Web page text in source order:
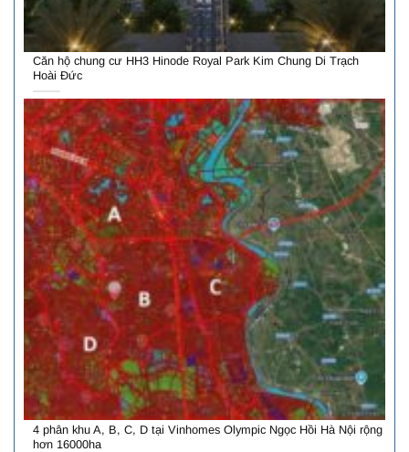
Căn hộ chung cư HH3 Hinode Royal Park Kim Chung Di Trạch
Hoài Đức
4 phân khu A, B, C, D tại Vinhomes Olympic Ngọc Hồi Hà Nội rộng
hơn 16000ha